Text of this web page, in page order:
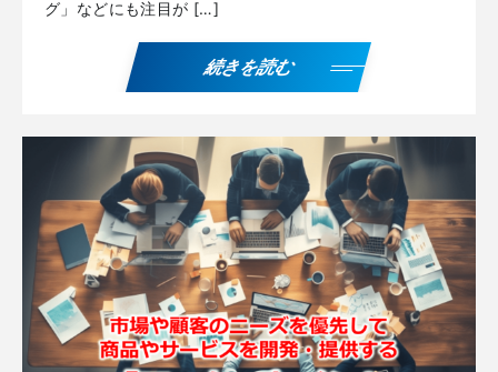
グ」などにも注目が […]
続きを読む